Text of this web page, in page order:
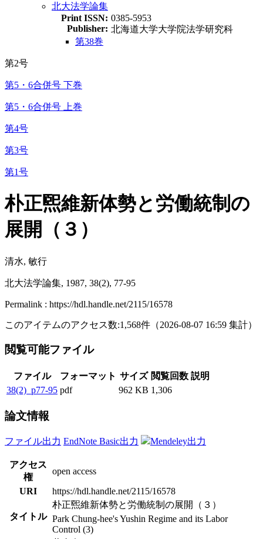
北大法学論集
Print ISSN: 0385-5953
Publisher: 北海道大学大学院法学研究科
第38巻
第2号
第5・6合併号 下巻
第5・6合併号 上巻
第4号
第3号
第1号
朴正煕維新体勢と労働統制の
展開（３）
清水, 敏行
北大法学論集, 1987, 38(2), 77-95
Permalink : https://hdl.handle.net/2115/16578
このアイテムのアクセス数:1,568件 （2026-08-07 16:59 集計）
閲覧可能ファイル
ファイル フォーマット サイズ 閲覧回数 説明
38(2)_p77-95 pdf 962 KB 1,306
論文情報
ファイル出力 EndNote Basic出力 Mendeley出力
アクセス
権
open access
URI
https://hdl.handle.net/2115/16578
タイトル
朴正煕維新体勢と労働統制の展開（３）
Park Chung-hee's Yushin Regime and its Labor
Control (3)